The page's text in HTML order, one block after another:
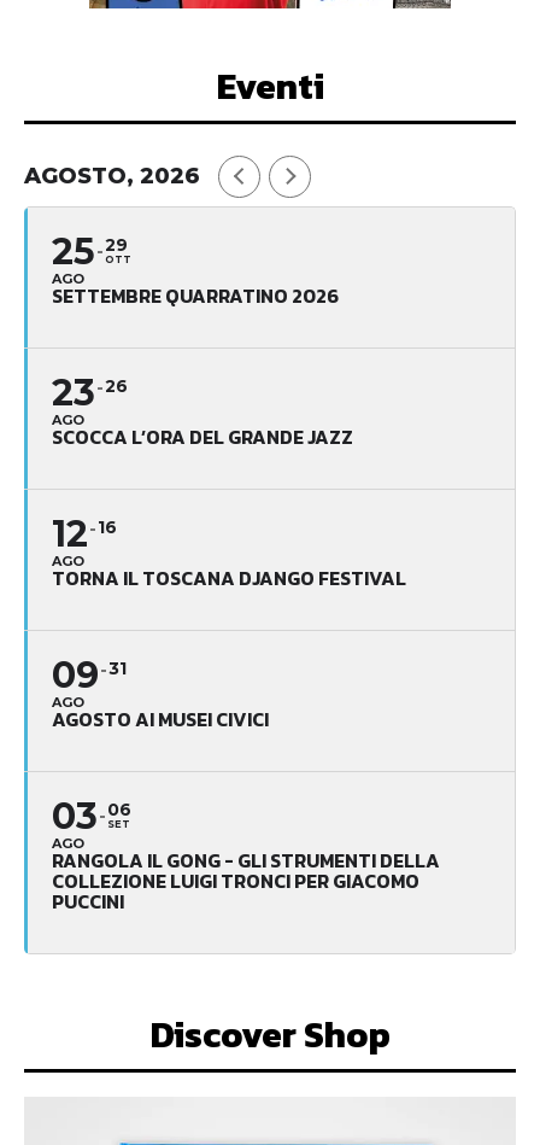
Eventi
AGOSTO, 2026
25
AGO
29
OTT
SETTEMBRE QUARRATINO 2026
23
AGO
26
SCOCCA L’ORA DEL GRANDE JAZZ
12
AGO
16
TORNA IL TOSCANA DJANGO FESTIVAL
09
AGO
31
AGOSTO AI MUSEI CIVICI
03
AGO
06
SET
RANGOLA IL GONG - GLI STRUMENTI DELLA
COLLEZIONE LUIGI TRONCI PER GIACOMO
PUCCINI
Discover Shop